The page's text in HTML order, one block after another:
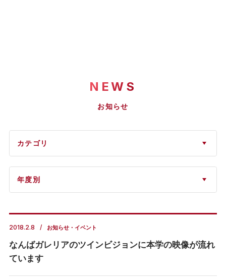
NEWS
お知らせ
2018.2.8 お知らせ・イベント
なんばガレリアのツインビジョンに本学の映像が流れ
ています
カテゴリ
年度別